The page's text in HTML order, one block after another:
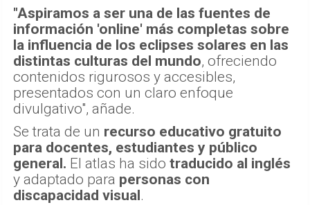
"Aspiramos a ser una de las fuentes de
información 'online' más completas sobre
la influencia de los eclipses solares en las
distintas culturas del mundo, ofreciendo
contenidos rigurosos y accesibles,
presentados con un claro enfoque
divulgativo", añade.
Se trata de un recurso educativo gratuito
para docentes, estudiantes y público
general. El atlas ha sido traducido al inglés
y adaptado para personas con
discapacidad visual.